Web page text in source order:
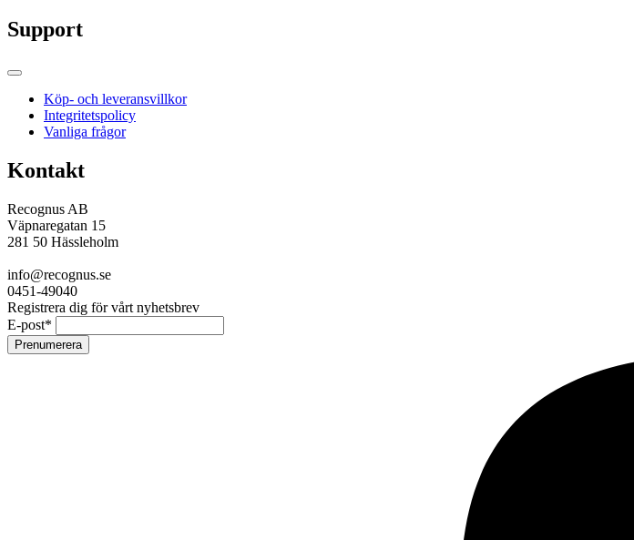
Support
Köp- och leveransvillkor
Integritetspolicy
Vanliga frågor
Kontakt
Recognus AB
Väpnaregatan 15
281 50 Hässleholm
info@recognus.se
0451-49040
Registrera dig för vårt nyhetsbrev
E-post*
Prenumerera